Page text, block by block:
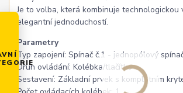
Je to volba, která kombinuje technologickou
elegantní jednoduchostí.
Parametry
Typ zapojení: Spínač č.1 - jednopólový
Druh ovládání: Kolébka/tlačítko
Sestavení: Základní prvek s kompletním